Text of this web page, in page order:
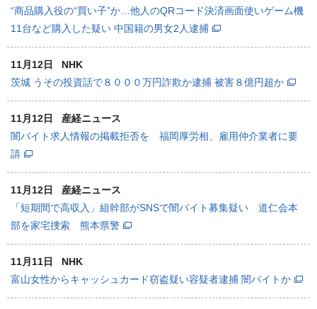
“商品購入役の“買い子”か…他人のQRコード決済画面使いゲーム機
11台など購入した疑い 中国籍の男女2人逮捕
11月12日
NHK
茨城 うその投資話で８０００万円詐欺か逮捕 被害８億円超か
11月12日
産経ニュース
闇バイト求人情報の掲載拒否を 福岡厚労相、雇用仲介業者に要
請
11月12日
産経ニュース
「短期間で高収入」組幹部がSNSで闇バイト募集疑い 道仁会本
部を家宅捜索 熊本県警
11月11日
NHK
富山女性からキャッシュカード窃盗疑い容疑者逮捕 闇バイトか